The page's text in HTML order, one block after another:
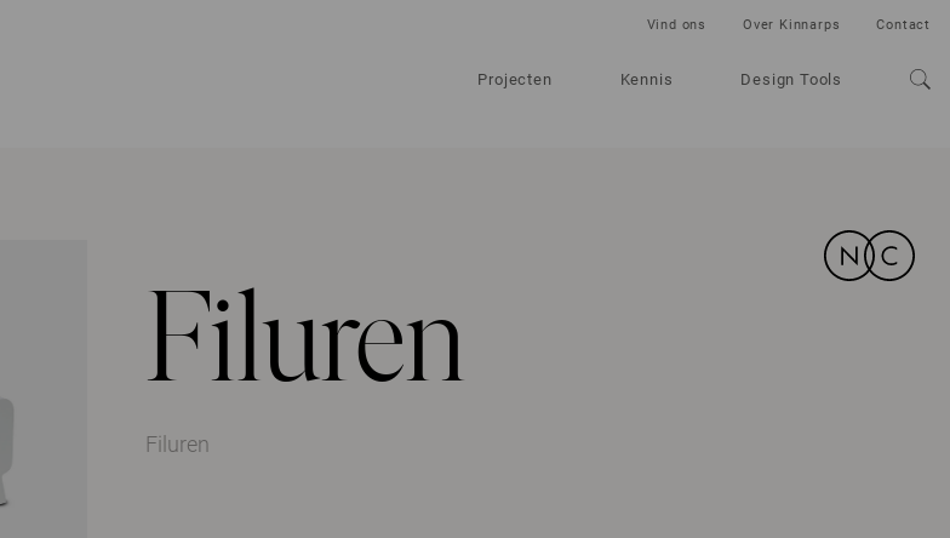
Projecten Kennis Design Tools
Vind ons Over Kinnarps Contact
Filuren
Filuren